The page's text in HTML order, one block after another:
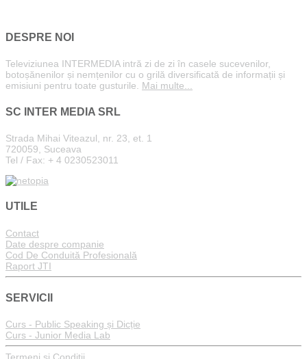
DESPRE NOI
Televiziunea INTERMEDIA intră zi de zi în casele sucevenilor,
botoșănenilor și nemțenilor cu o grilă diversificată de informații și
emisiuni pentru toate gusturile. Mai multe...
SC INTER MEDIA SRL
Strada Mihai Viteazul, nr. 23, et. 1
720059, Suceava
Tel / Fax: + 4 0230523011
UTILE
Contact
Date despre companie
Cod De Conduită Profesională
Raport JTI
SERVICII
Curs - Public Speaking și Dicție
Curs - Junior Media Lab